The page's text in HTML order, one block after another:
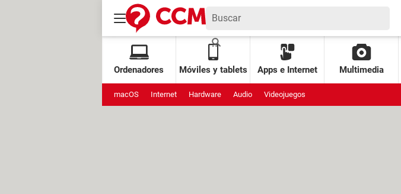
Ordenadores Móviles y tablets Apps e Internet Multimedia
macOS Internet Hardware Audio Videojuegos